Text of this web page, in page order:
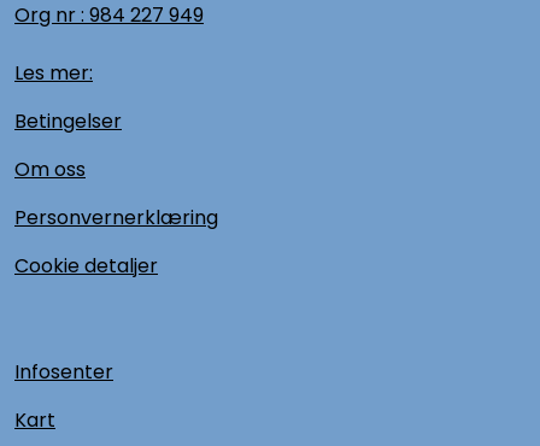
Org nr : 984 227 949
Les mer:
Betingelser
Om oss
Personvernerklæring
Cookie detaljer
Infosenter
Kart